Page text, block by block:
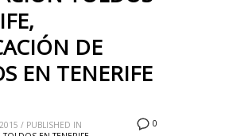
DE
EN TENERIFE
0
/ PUBLISHED IN